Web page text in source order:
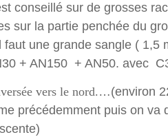
conseillé sur de grosses
sur la partie penchée du
faut une grande sangle ( 1,5
+ AN150 + AN50. avec
vers le nord. …(environ
précédemment puis on